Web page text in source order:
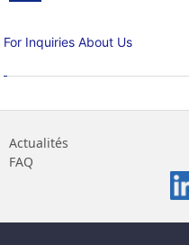
For Inquiries About Us
Actualités
FAQ